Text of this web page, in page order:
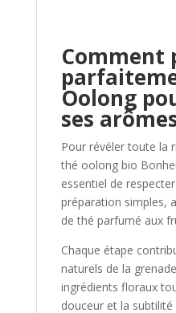
Comment
Oolong
ses
Pour révéler toute la
thé oolong bio
essentiel de
préparation simples,
de thé parfumé aux
Chaque étape
naturels de la
ingrédients floraux
douceur et la